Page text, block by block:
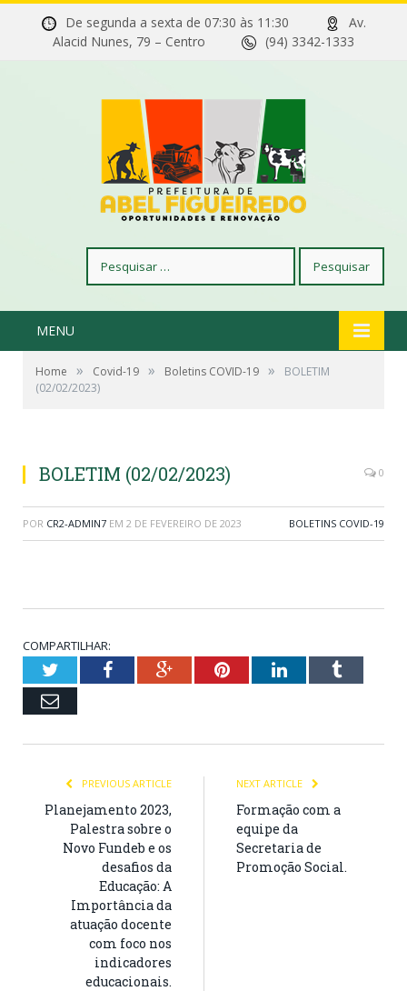
De segunda a sexta de 07:30 às 11:30
Av.
Alacid Nunes, 79 – Centro
(94) 3342-1333
por:
MENU
Home » Covid-19 » Boletins COVID-19 »
BOLETIM
(02/02/2023)
BOLETIM (02/02/2023) 0
POR CR2-ADMIN7 EM 2 DE FEVEREIRO DE 2023 BOLETINS COVID-19
COMPARTILHAR:
TwitterFacebookGoogle+PinterestLinkedInTumblr
Email
PREVIOUS ARTICLE
Planejamento 2023,
Palestra sobre o
Novo Fundeb e os
desafios da
Educação: A
Importância da
atuação docente
com foco nos
indicadores
educacionais.
NEXT ARTICLE
Formação com a
equipe da
Secretaria de
Promoção Social.